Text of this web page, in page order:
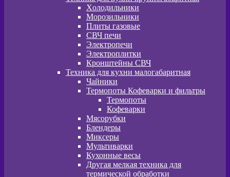
Xолодильники
Морозильники
Плиты газовые
СВЧ печи
Электропечи
Электроплитки
Кронштейны СВЧ
Техника для кухни малогабаритная
Чайники
Термопоты Кофеварки и фильтры
Термопоты
Кофеварки
Мясорубки
Блендеры
Миксеры
Мультиварки
Кухонные весы
Другая мелкая техника для
термической обработки